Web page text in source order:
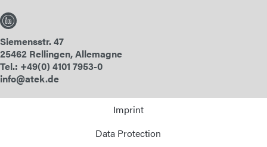
Siemensstr. 47
25462 Rellingen, Allemagne
Tel.: +49(0) 4101 7953-0
info@atek.de
Imprint
Data Protection